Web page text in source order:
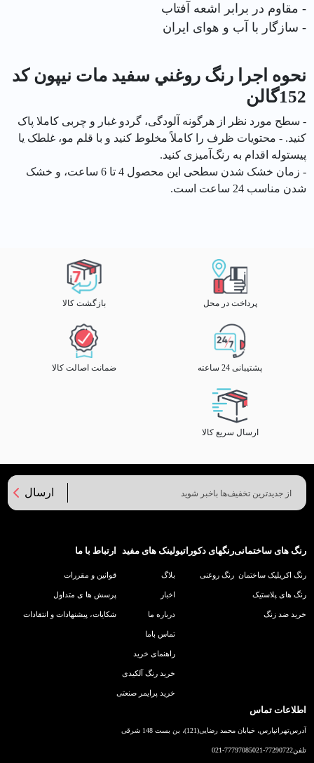
- مقاوم در برابر اشعه آفتاب
- سازگار با آب و هوای ایران
نحوه اجرا رنگ روغني سفيد مات نیپون کد
152گالن
- سطح مورد نظر از هرگونه آلودگی، گردو غبار و چربی کاملا پاک
کنید. - محتویات ظرف را کاملاً مخلوط کنید و با قلم مو، غلطک یا
پیستوله اقدام به رنگ‌آمیزی کنید.
- زمان خشک شدن سطحی این محصول 4 تا 6 ساعت، و خشک
شدن مناسب 24 ساعت است.
پرداخت در محل بازگشت کالا
پشتیبانی 24 ساعته ضمانت اصالت کالا
ارسال سریع کالا
ارسال
رنگ های ساختمانی
رنگ اکریلیک ساختمان
رنگ های پلاستیک
خرید ضد زنگ
رنگهای دکوراتیو
رنگ روغنی
لینک های مفید
بلاگ
اخبار
درباره ما
تماس باما
راهنمای خرید
خرید رنگ آلکیدی
خرید پرایمر صنعتی
ارتباط با ما
قوانین و مقررات
پرسش ها ی متداول
شکایات، پیشنهادات و انتقادات
اطلاعات تماس
آدرستهرانپارس، خیابان محمد رضایی(121)، بن بست 148 شرقی
تلفن021-77290722
021-77797085